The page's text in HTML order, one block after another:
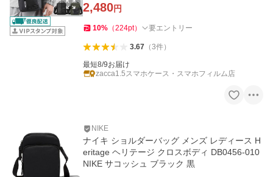
2,480円
10% （224pt） 要エントリー
3.67（3件）
最短8/9お届け
zacca1.5スマホケース・スマホフィルム店
NIKE
ナイキ ショルダーバッグ メンズ レディース H
eritage ヘリテージ クロスボディ DB0456-010
NIKE サコッシュ ブラック 黒